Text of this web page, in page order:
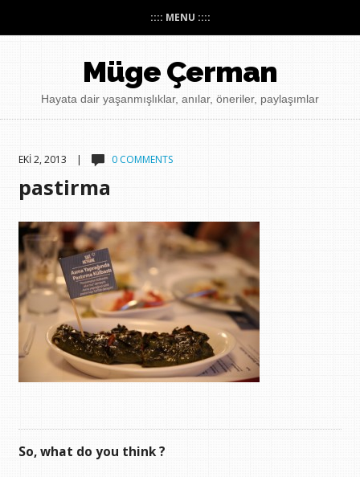
:::: MENU ::::
Müge Çerman
Hayata dair yaşanmışlıklar, anılar, öneriler, paylaşımlar
EKI 2, 2013 | 0 COMMENTS
pastirma
So, what do you think ?